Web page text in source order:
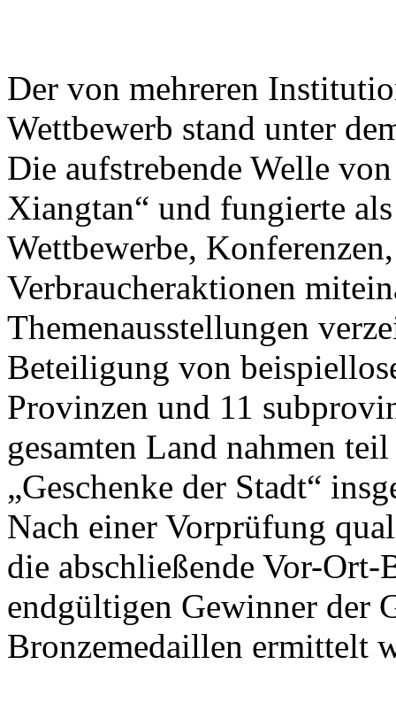
Der von mehreren
Wettbewerb stand unter
Die aufstrebende Welle
Xiangtan“ und fungierte
Wettbewerbe,
Verbraucheraktionen
Themenausstellungen
Beteiligung von
Provinzen und 11
gesamten Land nahmen
„Geschenke der Stadt“
Nach einer Vorprüfung
die abschließende Vor-
endgültigen Gewinner der
Bronzemedaillen ermittelt